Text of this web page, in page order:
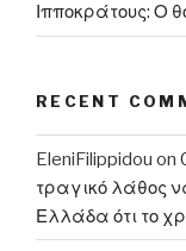
Ιπποκράτους: Ο
RECENT
EleniFilippidou on
τραγικό λάθος
Ελλάδα ότι το